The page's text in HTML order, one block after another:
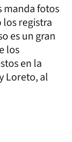
manda fotos
registra
es un gran
los
en la
Loreto, al